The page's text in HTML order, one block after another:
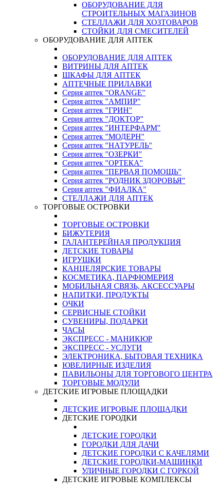
ОБОРУДОВАНИЕ ДЛЯ
СТРОИТЕЛЬНЫХ МАГАЗИНОВ
СТЕЛЛАЖИ ДЛЯ ХОЗТОВАРОВ
СТОЙКИ ДЛЯ СМЕСИТЕЛЕЙ
ОБОРУДОВАНИЕ ДЛЯ АПТЕК
ОБОРУДОВАНИЕ ДЛЯ АПТЕК
ВИТРИНЫ ДЛЯ АПТЕК
ШКАФЫ ДЛЯ АПТЕК
АПТЕЧНЫЕ ПРИЛАВКИ
Серия аптек "ORANGE"
Серия аптек "АМПИР"
Серия аптек "ГРИН"
Серия аптек "ДОКТОР"
Серия аптек "ИНТЕРФАРМ"
Серия аптек "МОДЕРН"
Серия аптек "НАТУРЕЛЬ"
Серия аптек "ОЗЕРКИ"
Серия аптек "ОРТЕКА"
Серия аптек "ПЕРВАЯ ПОМОЩЬ"
Серия аптек "РОДНИК ЗДОРОВЬЯ"
Серия аптек "ФИАЛКА"
СТЕЛЛАЖИ ДЛЯ АПТЕК
ТОРГОВЫЕ ОСТРОВКИ
ТОРГОВЫЕ ОСТРОВКИ
БИЖУТЕРИЯ
ГАЛАНТЕРЕЙНАЯ ПРОДУКЦИЯ
ДЕТСКИЕ ТОВАРЫ
ИГРУШКИ
КАНЦЕЛЯРСКИЕ ТОВАРЫ
КОСМЕТИКА, ПАРФЮМЕРИЯ
МОБИЛЬНАЯ СВЯЗЬ, АКСЕССУАРЫ
НАПИТКИ, ПРОДУКТЫ
ОЧКИ
СЕРВИСНЫЕ СТОЙКИ
СУВЕНИРЫ, ПОДАРКИ
ЧАСЫ
ЭКСПРЕСС - МАНИКЮР
ЭКСПРЕСС - УСЛУГИ
ЭЛЕКТРОНИКА, БЫТОВАЯ ТЕХНИКА
ЮВЕЛИРНЫЕ ИЗДЕЛИЯ
ПАВИЛЬОНЫ ДЛЯ ТОРГОВОГО ЦЕНТРА
ТОРГОВЫЕ МОДУЛИ
ДЕТСКИЕ ИГРОВЫЕ ПЛОЩАДКИ
ДЕТСКИЕ ИГРОВЫЕ ПЛОЩАДКИ
ДЕТСКИЕ ГОРОДКИ
ДЕТСКИЕ ГОРОДКИ
ГОРОДКИ ДЛЯ ДАЧИ
ДЕТСКИЕ ГОРОДКИ С КАЧЕЛЯМИ
ДЕТСКИЕ ГОРОДКИ-МАШИНКИ
УЛИЧНЫЕ ГОРОДКИ С ГОРКОЙ
ДЕТСКИЕ ИГРОВЫЕ КОМПЛЕКСЫ